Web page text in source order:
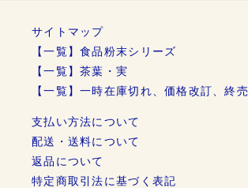
サイトマップ
【一覧】食品粉末シリーズ
【一覧】茶葉・実
【一覧】一時在庫切れ、価格改訂、終売
支払い方法について
配送・送料について
返品について
特定商取引法に基づく表記